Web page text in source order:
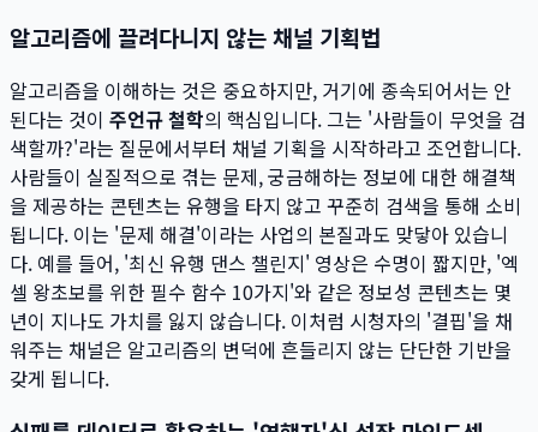
알고리즘에 끌려다니지 않는 채널 기획법
알고리즘을 이해하는 것은 중요하지만, 거기에 종속되어서는 안
된다는 것이 주언규 철학의 핵심입니다. 그는 '사람들이 무엇을 검
색할까?'라는 질문에서부터 채널 기획을 시작하라고 조언합니다.
사람들이 실질적으로 겪는 문제, 궁금해하는 정보에 대한 해결책
을 제공하는 콘텐츠는 유행을 타지 않고 꾸준히 검색을 통해 소비
됩니다. 이는 '문제 해결'이라는 사업의 본질과도 맞닿아 있습니
다. 예를 들어, '최신 유행 댄스 챌린지' 영상은 수명이 짧지만, '엑
셀 왕초보를 위한 필수 함수 10가지'와 같은 정보성 콘텐츠는 몇
년이 지나도 가치를 잃지 않습니다. 이처럼 시청자의 '결핍'을 채
워주는 채널은 알고리즘의 변덕에 흔들리지 않는 단단한 기반을
갖게 됩니다.